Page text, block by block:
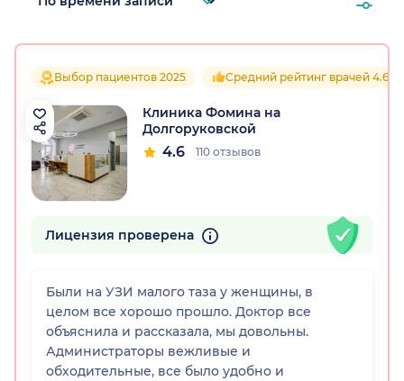
Выбор пациентов 2025 Средний рейтинг врачей 4.6
Клиника Фомина на
Долгоруковской
4.6 110 отзывов
Лицензия проверена
Были на УЗИ малого таза у женщины, в
целом все хорошо прошло. Доктор все
объяснила и рассказала, мы довольны.
Администраторы вежливые и
обходительные, все было удобно и